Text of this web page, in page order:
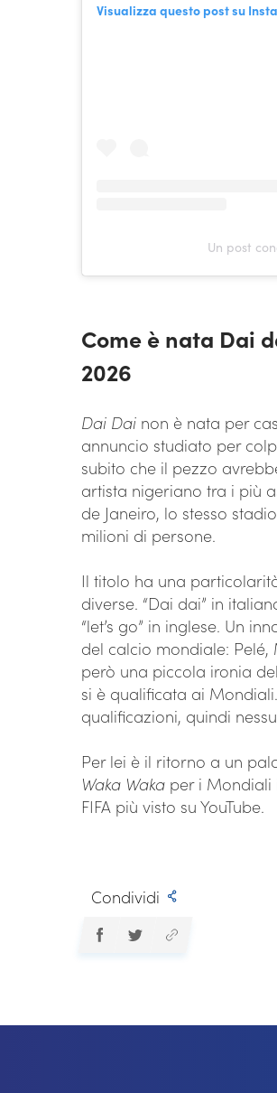
Visualizza questo post su
Un post
Come è nata Dai
2026
Dai Dai non è nata per
annuncio studiato per
subito che il pezzo
artista nigeriano tra i più
de Janeiro, lo stesso
milioni di persone.
Il titolo ha una
diverse. “Dai dai” in
“let’s go” in inglese. Un
del calcio mondiale: Pelé,
però una piccola ironia
si è qualificata ai
qualificazioni, quindi
Per lei è il ritorno a un
Waka Waka per i Mondiali
FIFA più visto su YouTube.
Condividi